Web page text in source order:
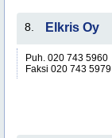
8. Elkris Oy
Puh. 020 743 5960
Faksi 020 743 5979